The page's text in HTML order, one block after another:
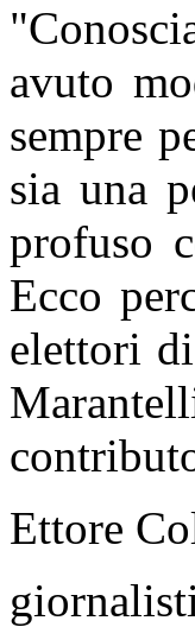
avuto
sempre
sia una
profuso
Ecco
elettori
Ettore